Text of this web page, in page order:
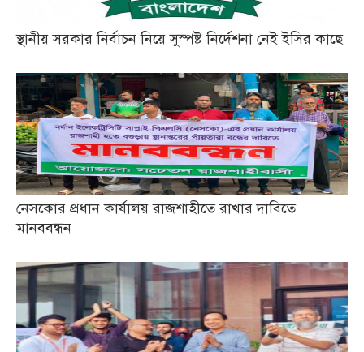
স্থানীয় সরকার নির্বাচন নিয়ে সুস্পষ্ট নির্দেশনা নেই ইসির কাছে
নেসকোর প্রধান কার্যালয় রাজশাহীতে রাখার দাবিতে
মানববন্ধন